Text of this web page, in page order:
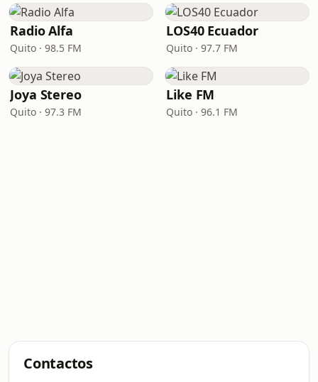
Radio Alfa
Quito · 98.5 FM
LOS40 Ecuador
Quito · 97.7 FM
Joya Stereo
Quito · 97.3 FM
Like FM
Quito · 96.1 FM
Contactos